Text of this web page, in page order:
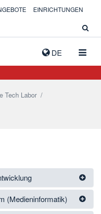
DE
EINRICHTUNGEN
Tech Labor /
(Medieninformatik)